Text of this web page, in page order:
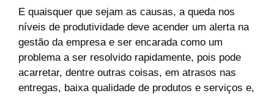
E quaisquer que sejam as causas, a queda nos
níveis de produtividade deve acender um alerta na
gestão da empresa e ser encarada como um
problema a ser resolvido rapidamente, pois pode
acarretar, dentre outras coisas, em atrasos nas
entregas, baixa qualidade de produtos e serviços e,